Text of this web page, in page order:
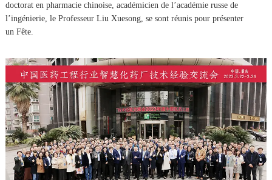
doctorat en pharmacie chinoise, académicien de l’académie russe de
l’ingénierie, le Professeur Liu Xuesong, se sont réunis pour présenter
unFête.